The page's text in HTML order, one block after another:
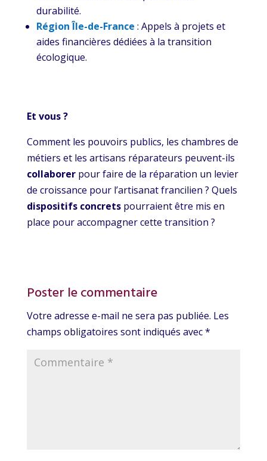
durabilité.
Région Île-de-France : Appels à projets et
aides financières dédiées à la transition
écologique.
Et vous ?
Comment les pouvoirs publics, les chambres de
métiers et les artisans réparateurs peuvent-ils
collaborerpour faire de la réparation un levier
de croissance pour l’artisanat francilien ? Quels
dispositifs concretspourraient être mis en
place pour accompagner cette transition ?
Poster le commentaire
Votre adresse e-mail ne sera pas publiée. Les
champs obligatoires sont indiqués avec*